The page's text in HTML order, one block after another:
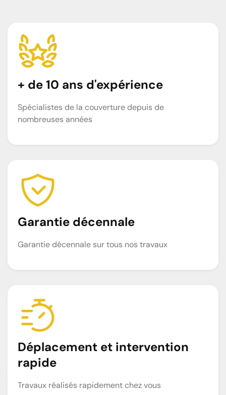
+ de 10 ans d'expérience
Spécialistes de la couverture depuis de
nombreuses années
Garantie décennale
Garantie décennale sur tous nos travaux
Déplacement et intervention
rapide
Travaux réalisés rapidement chez vous